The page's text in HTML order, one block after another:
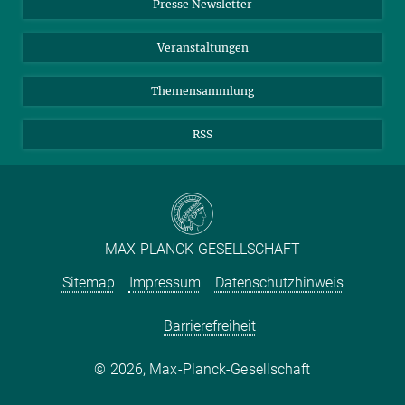
mehr
Meldestelle Fehlverhalten
YouTube
Presse Newsletter
Veranstaltungen
Themensammlung
RSS
MAX-PLANCK-GESELLSCHAFT
Sitemap
Impressum Datenschutzhinweis
Barrierefreiheit
2026, Max-Planck-Gesellschaft